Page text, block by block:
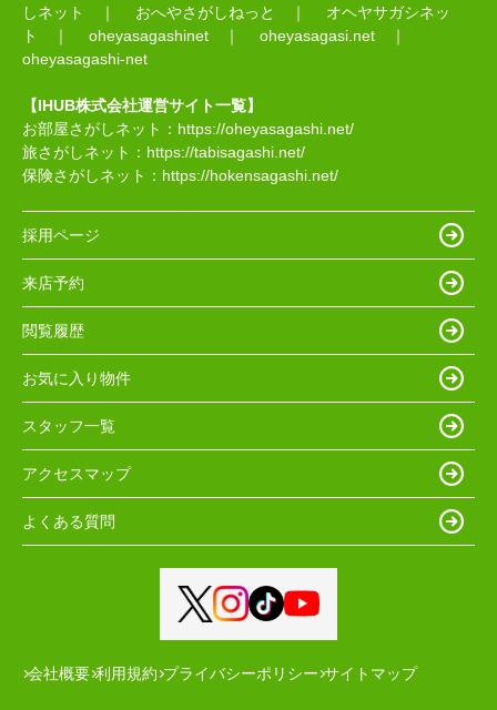
しネット
｜ おへやさがしねっと ｜ オヘヤサガシネッ
ト
｜ oheyasagashinet ｜ oheyasagasi.net ｜
oheyasagashi-net
【IHUB株式会社運営サイト一覧】
お部屋さがしネット： https://oheyasagashi.net/
旅さがしネット： https://tabisagashi.net/
保険さがしネット： https://hokensagashi.net/
採用ページ
来店予約
閲覧履歴
お気に入り物件
スタッフ一覧
アクセスマップ
よくある質問
会社概要 利用規約 プライバシーポリシー サイトマップ